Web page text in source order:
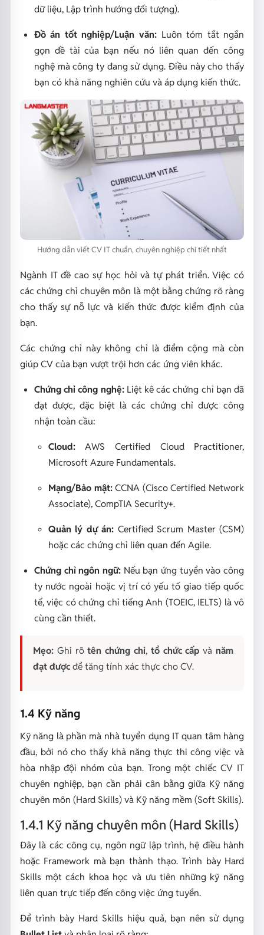
dữ liệu, Lập trình hướng đối tượng).
Đồ án tốt nghiệp/Luận văn: Luôn tóm tắt ngắn
gọn đề tài của bạn nếu nó liên quan đến công
nghệ mà công ty đang sử dụng. Điều này cho thấy
bạn có khả năng nghiên cứu và áp dụng kiến thức.
Hướng dẫn viết CV IT chuẩn, chuyên nghiệp chi tiết nhất
Ngành IT đề cao sự học hỏi và tự phát triển. Việc có
các chứng chỉ chuyên môn là một bằng chứng rõ ràng
cho thấy sự nỗ lực và kiến thức được kiểm định của
bạn.
Các chứng chỉ này không chỉ là điểm cộng mà còn
giúp CV của bạn vượt trội hơn các ứng viên khác.
Chứng chỉ công nghệ:Liệt kê các chứng chỉ bạn đã
đạt được, đặc biệt là các chứng chỉ được công
nhận toàn cầu:
Cloud:AWS Certified Cloud Practitioner,
Microsoft Azure Fundamentals.
Mạng/Bảo mật:CCNA (Cisco Certified Network
Associate), CompTIA Security+.
Quản lý dự án: Certified Scrum Master (CSM)
hoặc các chứng chỉ liên quan đến Agile.
Chứng chỉ ngôn ngữ:Nếu bạn ứng tuyển vào công
ty nước ngoài hoặc vị trí có yếu tố giao tiếp quốc
tế, việc có chứng chỉ tiếng Anh (TOEIC, IELTS) là vô
cùng cần thiết.
Mẹo:Ghi rõtên chứng chỉ, tổ chức cấp vànăm
đạt đượcđể tăng tính xác thực cho CV.
1.4 Kỹ năng
Kỹ năng là phần mà nhà tuyển dụng IT quan tâm hàng
đầu, bởi nó cho thấy khả năng thực thi công việc và
hòa nhập đội nhóm của bạn. Trong một chiếc CV IT
chuyên nghiệp, bạn cần phải cân bằng giữa Kỹ năng
chuyên môn (Hard Skills) và Kỹ năng mềm (Soft Skills).
1.4.1 Kỹ năng chuyên môn (Hard Skills)
Đây là các công cụ, ngôn ngữ lập trình, hệ điều hành
hoặc Framework mà bạn thành thạo. Trình bày Hard
Skills một cách khoa học và ưu tiên những kỹ năng
liên quan trực tiếp đến công việc ứng tuyển.
Để trình bày Hard Skills hiệu quả, bạn nên sử dụng